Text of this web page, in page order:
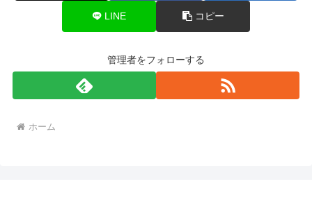
LINE コピー
管理者をフォローする
ホーム